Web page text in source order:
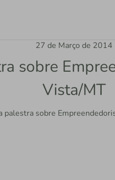
27 de Março de 2014
sobre
Vista/MT
palestra sobre